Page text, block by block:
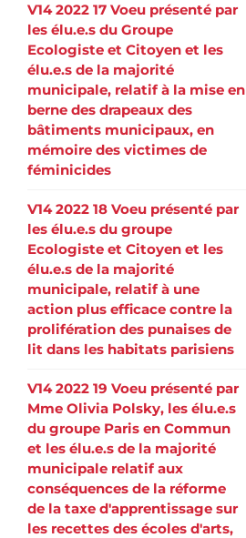
V14 2022 17 Voeu présenté par
les élu.e.s du Groupe
Ecologiste et Citoyen et les
élu.e.s de la majorité
municipale, relatif à la mise en
berne des drapeaux des
bâtiments municipaux, en
mémoire des victimes de
féminicides
V14 2022 18 Voeu présenté par
les élu.e.s du groupe
Ecologiste et Citoyen et les
élu.e.s de la majorité
municipale, relatif à une
action plus efficace contre la
prolifération des punaises de
lit dans les habitats parisiens
V14 2022 19 Voeu présenté par
Mme Olivia Polsky, les élu.e.s
du groupe Paris en Commun
et les élu.e.s de la majorité
municipale relatif aux
conséquences de la réforme
de la taxe d'apprentissage sur
les recettes des écoles d'arts,